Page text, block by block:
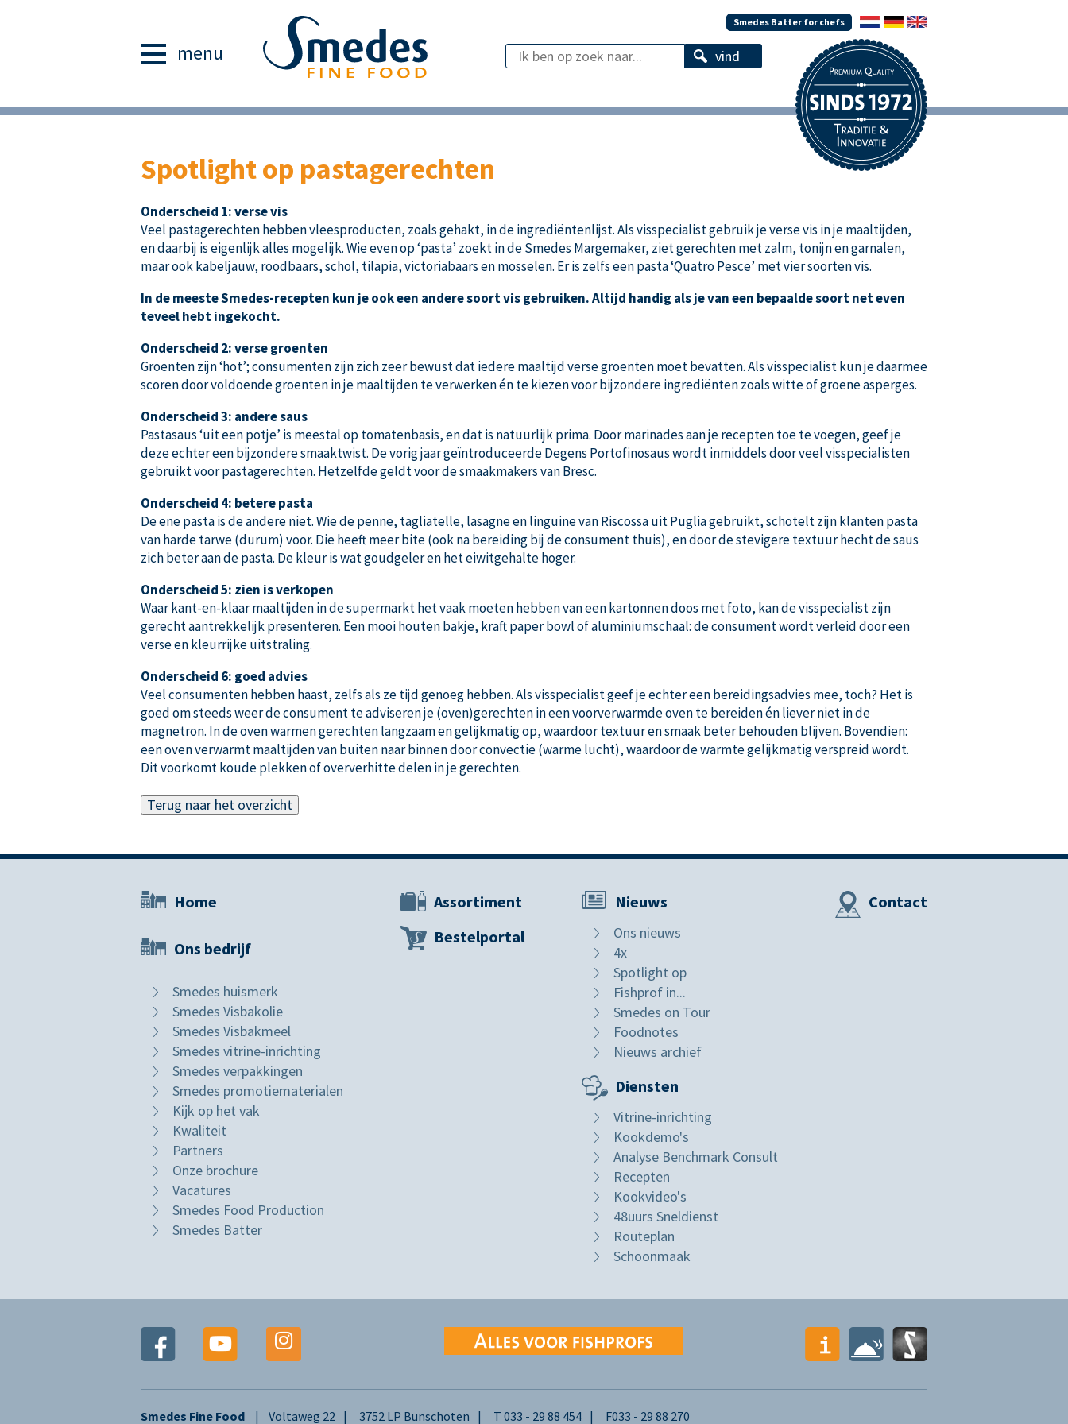
menu
Smedes Batter for chefs
Spotlight op pastagerechten
Onderscheid 1: verse vis
Veel pastagerechten hebben vleesproducten, zoals gehakt, in de ingrediëntenlijst. Als visspecialist gebruik je verse vis in je maaltijden,
en daarbij is eigenlijk alles mogelijk. Wie even op ‘pasta’ zoekt in de Smedes Margemaker, ziet gerechten met zalm, tonijn en garnalen,
maar ook kabeljauw, roodbaars, schol, tilapia, victoriabaars en mosselen. Er is zelfs een pasta ‘Quatro Pesce’ met vier soorten vis.
In de meeste Smedes-recepten kun je ook een andere soort vis gebruiken. Altijd handig als je van een bepaalde soort net even
teveel hebt ingekocht.
Onderscheid 2: verse groenten
Groenten zijn ‘hot’; consumenten zijn zich zeer bewust dat iedere maaltijd verse groenten moet bevatten. Als visspecialist kun je daarmee
scoren door voldoende groenten in je maaltijden te verwerken én te kiezen voor bijzondere ingrediënten zoals witte of groene asperges.
Onderscheid 3: andere saus
Pastasaus ‘uit een potje’ is meestal op tomatenbasis, en dat is natuurlijk prima. Door marinades aan je recepten toe te voegen, geef je
deze echter een bijzondere smaaktwist. De vorig jaar geïntroduceerde Degens Portofinosaus wordt inmiddels door veel visspecialisten
gebruikt voor pastagerechten. Hetzelfde geldt voor de smaakmakers van Bresc.
Onderscheid 4: betere pasta
De ene pasta is de andere niet. Wie de penne, tagliatelle, lasagne en linguine van Riscossa uit Puglia gebruikt, schotelt zijn klanten pasta
van harde tarwe (durum) voor. Die heeft meer bite (ook na bereiding bij de consument thuis), en door de stevigere textuur hecht de saus
zich beter aan de pasta. De kleur is wat goudgeler en het eiwitgehalte hoger.
Onderscheid 5: zien is verkopen
Waar kant-en-klaar maaltijden in de supermarkt het vaak moeten hebben van een kartonnen doos met foto, kan de visspecialist zijn
gerecht aantrekkelijk presenteren. Een mooi houten bakje, kraft paper bowl of aluminiumschaal: de consument wordt verleid door een
verse en kleurrijke uit­straling.
Onderscheid 6: goed advies
Veel consumenten hebben haast, zelfs als ze tijd genoeg hebben. Als visspecialist geef je echter een bereidingsadvies mee, toch? Het is
goed om steeds weer de consument te adviseren je (oven)gerechten in een voorverwarmde oven te bereiden én liever niet in de
magnetron. In de oven warmen gerechten langzaam en gelijkmatig op, waardoor textuur en smaak beter behouden blijven. Bovendien:
een oven verwarmt maaltijden van buiten naar binnen door convectie (warme lucht), waardoor de warmte gelijkmatig verspreid wordt.
Dit voorkomt koude plekken of oververhitte delen in je gerechten.
Terug naar het overzicht
Home
Ons bedrijf
Smedes huismerk
Smedes Visbakolie
Smedes Visbakmeel
Smedes vitrine-inrichting
Smedes verpakkingen
Smedes promotiematerialen
Kijk op het vak
Kwaliteit
Partners
Onze brochure
Vacatures
Smedes Food Production
Smedes Batter
Assortiment
Bestelportal
Nieuws
Ons nieuws
4x
Spotlight op
Fishprof in...
Smedes on Tour
Foodnotes
Nieuws archief
Diensten
Vitrine-inrichting
Kookdemo's
Analyse Benchmark Consult
Recepten
Kookvideo's
48uurs Sneldienst
Routeplan
Schoonmaak
Contact
Smedes Fine Food Voltaweg 22 3752 LP Bunschoten T 033 - 29 88 454 F033 - 29 88 270